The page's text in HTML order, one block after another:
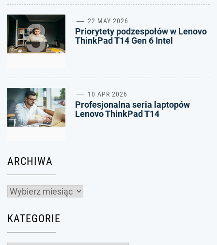
3 22 MAY 2026
Priorytety podzespołów w Lenovo
ThinkPad T14 Gen 6 Intel
4 10 APR 2026
Profesjonalna seria laptopów
Lenovo ThinkPad T14
ARCHIWA
Archiwa
KATEGORIE